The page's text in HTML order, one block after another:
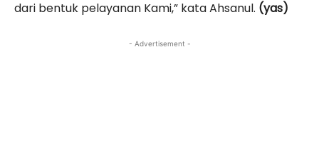
dari bentuk pelayanan Kami,” kata Ahsanul. (yas)
- Advertisement -